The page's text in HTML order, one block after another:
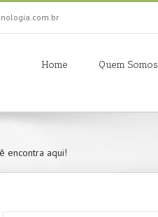
Home Quem Somos
encontra aqui!